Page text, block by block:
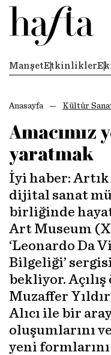
ManşetEtkinlikler
Anasayfa Kültür
yaratmak
İyi haber:
dijital sanat
birliğinde
Art Museum
‘Leonardo Da
Bilgeliği’
bekliyor.
Muzaffer
Alıcı ile bir
oluşumlarını
yeni